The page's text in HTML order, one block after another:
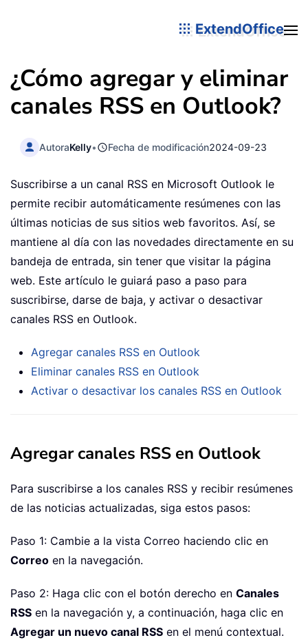
ExtendOffice
¿Cómo agregar y eliminar
canales RSS en Outlook?
AutoraKelly• Fecha de modificación2024-09-23
Suscribirse a un canal RSS en Microsoft Outlook le
permite recibir automáticamente resúmenes con las
últimas noticias de sus sitios web favoritos. Así, se
mantiene al día con las novedades directamente en su
bandeja de entrada, sin tener que visitar la página
web. Este artículo le guiará paso a paso para
suscribirse, darse de baja, y activar o desactivar
canales RSS en Outlook.
Agregar canales RSS en Outlook
Eliminar canales RSS en Outlook
Activar o desactivar los canales RSS en Outlook
Agregar canales RSS en Outlook
Para suscribirse a los canales RSS y recibir resúmenes
de las noticias actualizadas, siga estos pasos:
Paso 1: Cambie a la vista Correo haciendo clic en
Correo en la navegación.
Paso 2: Haga clic con el botón derecho en Canales
RSS en la navegación y, a continuación, haga clic en
Agregar un nuevo canal RSS en el menú contextual.